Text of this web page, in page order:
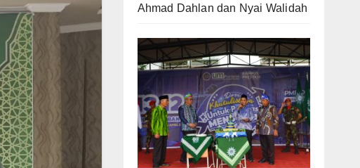
Ahmad Dahlan dan Nyai Walidah